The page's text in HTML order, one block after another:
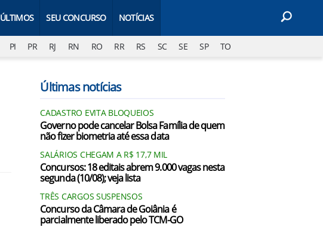
ÚLTIMOS SEU CONCURSO NOTÍCIAS
PI PR RJ RN RO RR RS SC SE SP TO
Últimas notícias
CADASTRO EVITA BLOQUEIOS
Governo pode cancelar Bolsa Família de quem
não fizer biometria até essa data
SALÁRIOS CHEGAM A R$ 17,7 MIL
Concursos: 18 editais abrem 9.000 vagas nesta
segunda (10/08); veja lista
TRÊS CARGOS SUSPENSOS
Concurso da Câmara de Goiânia é
parcialmente liberado pelo TCM-GO